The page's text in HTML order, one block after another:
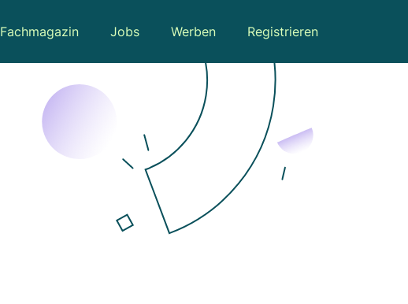
Fachmagazin Jobs Werben Registrieren